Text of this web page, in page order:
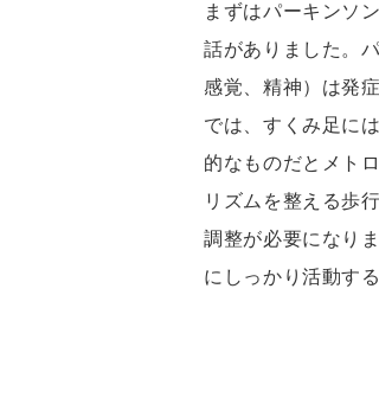
まずはパーキンソ
話がありました。
感覚、精神）は発
では、すくみ足に
的なものだとメト
リズムを整える歩
調整が必要になり
にしっかり活動す